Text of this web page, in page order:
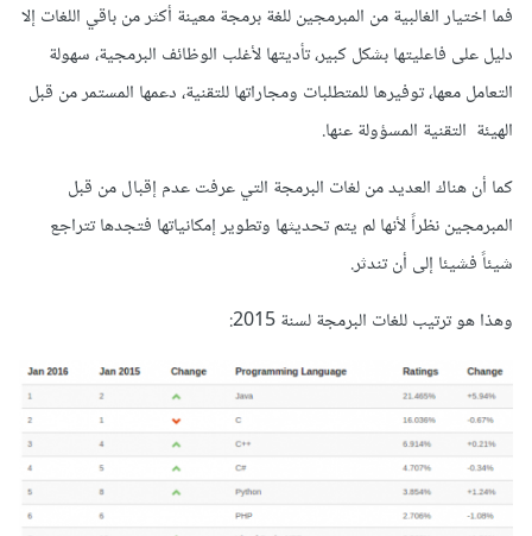
فما اختيار الغالبية من المبرمجين للغة برمجة معينة أكثر من باقي اللغات إلا
دليل على فاعليتها بشكل كبير، تأديتها لأغلب الوظائف البرمجية، سهولة
التعامل معها، توفيرها للمتطلبات ومجاراتها للتقنية، دعمها المستمر من قبل
الهيئة التقنية المسؤولة عنها.
كما أن هناك العديد من لغات البرمجة التي عرفت عدم إقبال من قبل
المبرمجين نظراً لأنها لم يتم تحديثها وتطوير إمكانياتها فتجدها تتراجع
شيئاً فشيئا إلى أن تندثر.
وهذا هو ترتيب للغات البرمجة لسنة 2015: